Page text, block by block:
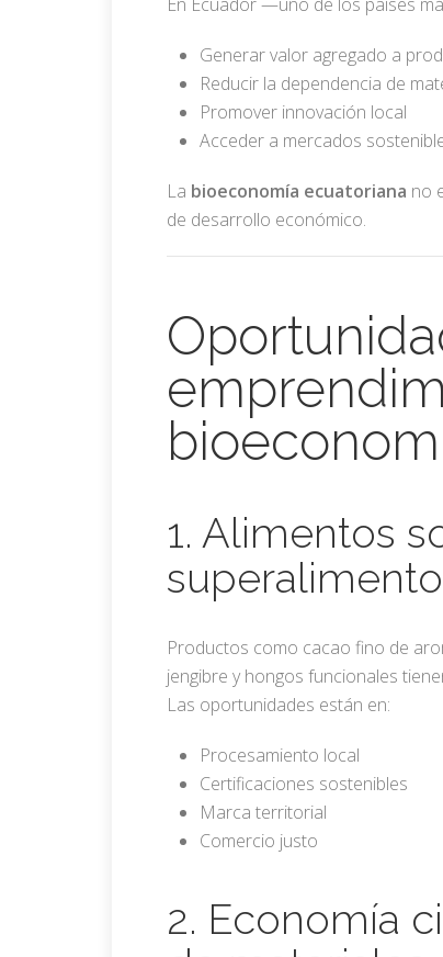
Generar valor agregado a
Reducir la dependencia de
Promover innovación local
Acceder a mercados
La bioeconomía ecuatoriana no
de desarrollo económico.
1. Alimentos
Productos como cacao fino de
jengibre y hongos funcionales
Las oportunidades están en:
Procesamiento local
Certificaciones sostenibles
Marca territorial
Comercio justo
2. Economía